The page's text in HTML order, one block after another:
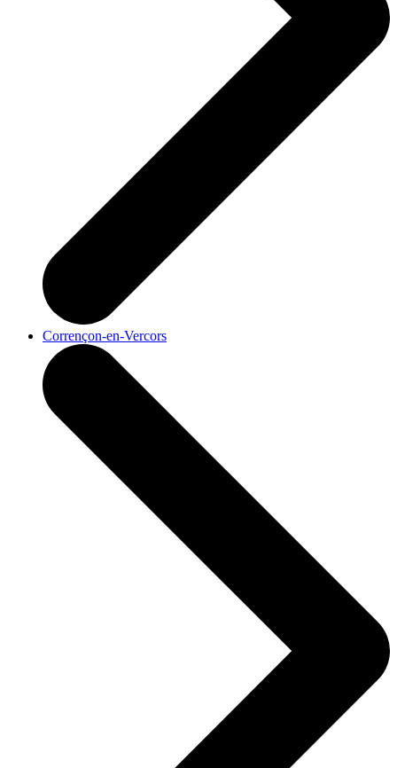
Corrençon-en-Vercors